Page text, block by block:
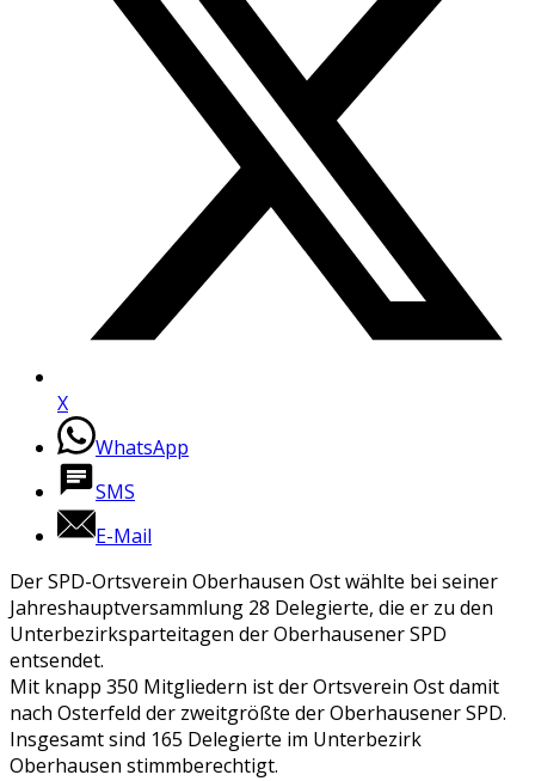
X
WhatsApp
SMS
E-Mail
Der SPD-Ortsverein Oberhausen Ost wählte bei seiner
Jahreshauptversammlung 28 Delegierte, die er zu den
Unterbezirksparteitagen der Oberhausener SPD
entsendet.
Mit knapp 350 Mitgliedern ist der Ortsverein Ost damit
nach Osterfeld der zweitgrößte der Oberhausener SPD.
Insgesamt sind 165 Delegierte im Unterbezirk
Oberhausen stimmberechtigt.